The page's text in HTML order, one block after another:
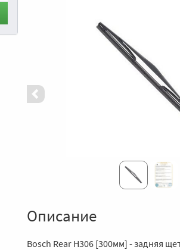
Описание
Bosch Rear H306 [300мм] - задняя